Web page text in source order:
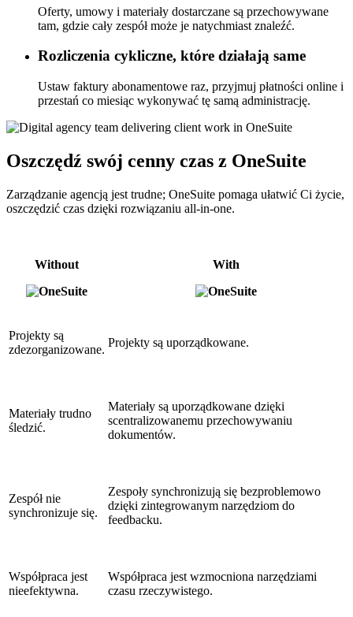
Oferty, umowy i materiały dostarczane są przechowywane
tam, gdzie cały zespół może je natychmiast znaleźć.
Rozliczenia cykliczne, które działają same
Ustaw faktury abonamentowe raz, przyjmuj płatności online i
przestań co miesiąc wykonywać tę samą administrację.
Oszczędź swój cenny czas z OneSuite
Zarządzanie agencją jest trudne; OneSuite pomaga ułatwić Ci życie,
oszczędzić czas dzięki rozwiązaniu all-in-one.
Without With
Projekty są
zdezorganizowane.
Projekty są uporządkowane.
Materiały trudno
śledzić.
Materiały są uporządkowane dzięki
scentralizowanemu przechowywaniu
dokumentów.
Zespół nie
synchronizuje się.
Zespoły synchronizują się bezproblemowo
dzięki zintegrowanym narzędziom do
feedbacku.
Współpraca jest
nieefektywna.
Współpraca jest wzmocniona narzędziami
czasu rzeczywistego.